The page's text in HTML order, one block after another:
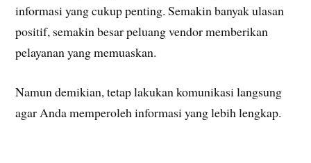
informasi yang cukup penting. Semakin banyak ulasan
positif, semakin besar peluang vendor memberikan
pelayanan yang memuaskan.
Namun demikian, tetap lakukan komunikasi langsung
agar Anda memperoleh informasi yang lebih lengkap.